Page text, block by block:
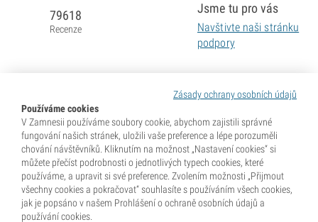
Zásady ochrany osobních údajů
Používáme cookies
V Zamnesii používáme soubory cookie, abychom zajistili správné
fungování našich stránek, uložili vaše preference a lépe porozuměli
chování návštěvníků. Kliknutím na možnost „Nastavení cookies“ si
můžete přečíst podrobnosti o jednotlivých typech cookies, které
používáme, a upravit si své preference. Zvolením možnosti „Přijmout
všechny cookies a pokračovat“ souhlasíte s používáním všech cookies,
jak je popsáno v našem Prohlášení o ochraně osobních údajů a
používání cookies.
79618
Recenze
Jsme tu pro vás
Navštivte naši stránku
podpory